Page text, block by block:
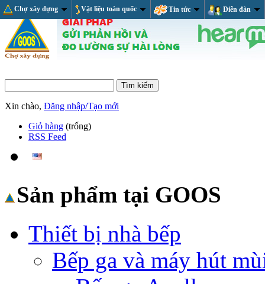
Chợ xây dựng Vật liệu toàn quốc Tin tức Diễn đàn
Xin chào, Đăng nhập/Tạo mới
Giỏ hàng (trống)
RSS Feed
Sản phẩm tại GOOS
Thiết bị nhà bếp
Bếp ga và máy hút